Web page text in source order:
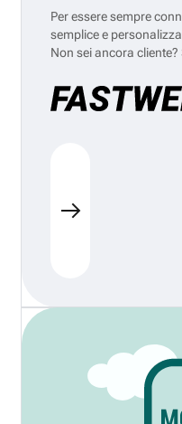
Per essere sempre
semplice e
Non sei ancora